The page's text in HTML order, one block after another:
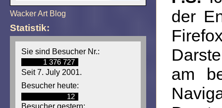
Wacker Art Blog
Statistik:
Sie sind Besucher Nr.:
1 376 727
Seit 7. July 2001.
Besucher heute:
12
der
am